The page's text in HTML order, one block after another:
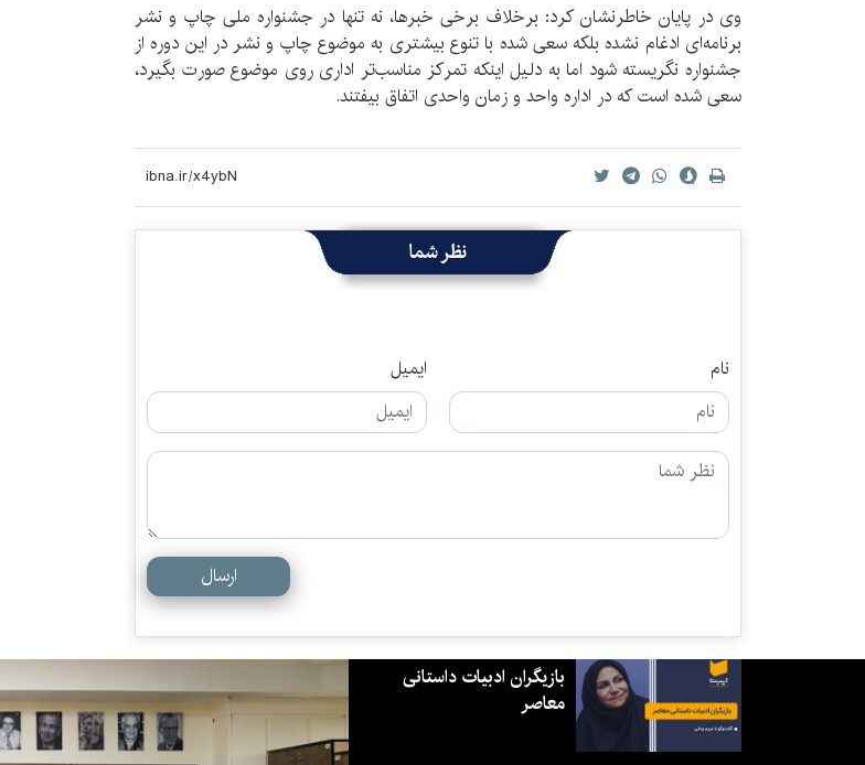
وی در پایان خاطرنشان کرد: برخلاف برخی خبرها، نه تنها در جشنواره ملی چاپ و نشر
برنامه‌ای ادغام نشده بلکه سعی شده با تنوع بیشتری به موضوع چاپ و نشر در این دوره از
جشنواره نگریسته شود اما به دلیل اینکه تمرکز مناسب‌تر اداری روی موضوع صورت بگیرد،
سعی شده است که در اداره واحد و زمان واحدی اتفاق بیفتند.
نظر شما
نام ایمیل
ارسال
بازیگران ادبیات داستانی
معاصر